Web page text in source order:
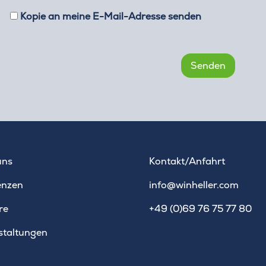
Kopie an meine E-Mail-Adresse senden
Kontakt/Anfahrt
info@winheller.com
+49 (0)69 76 75 77 80